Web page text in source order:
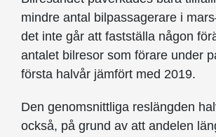
mindre antal bilpassagerare i
det inte går att fastställa någon
antalet bilresor som förare under
första halvår jämfört med 2019.
Den genomsnittliga reslängden
också, på grund av att andelen